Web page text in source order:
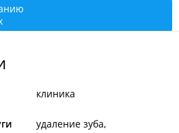
клиника
удаление зуба